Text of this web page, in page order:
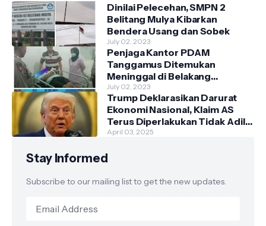
Dinilai Pelecehan, SMPN 2
Belitang Mulya Kibarkan
Bendera Usang dan Sobek
July 02, 2023
Penjaga Kantor PDAM
Tanggamus Ditemukan
Meninggal di Belakang
Kantornya.
July 02, 2023
Trump Deklarasikan Darurat
Ekonomi Nasional, Klaim AS
Terus Diperlakukan Tidak Adil
oleh Negara Asing"
April 03, 2025
Stay Informed
Subscribe to our mailing list to get the new updates.